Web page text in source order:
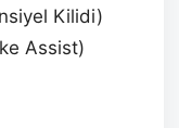
Kilidi)
Assist)